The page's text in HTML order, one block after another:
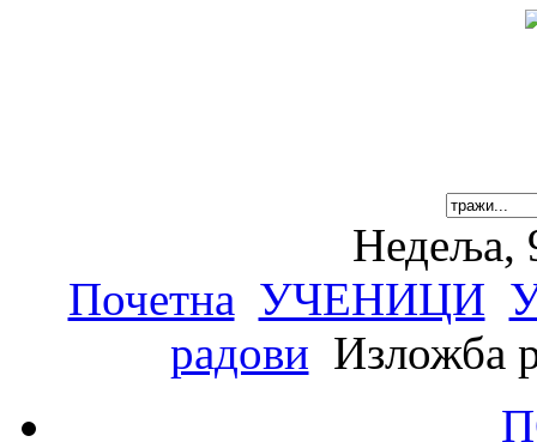
Недеља,
Почетна УЧЕНИЦИ
радови Изложба